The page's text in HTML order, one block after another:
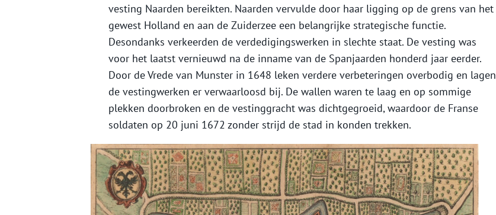
vesting Naarden bereikten. Naarden vervulde door haar ligging op de grens van het
gewest Holland en aan de Zuiderzee een belangrijke strategische functie.
Desondanks verkeerden de verdedigingswerken in slechte staat. De vesting was
voor het laatst vernieuwd na de inname van de Spanjaarden honderd jaar eerder.
Door de Vrede van Munster in 1648 leken verdere verbeteringen overbodig en lagen
de vestingwerken er verwaarloosd bij. De wallen waren te laag en op sommige
plekken doorbroken en de vestinggracht was dichtgegroeid, waardoor de Franse
soldaten op 20 juni 1672 zonder strijd de stad in konden trekken.